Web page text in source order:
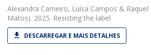
Alexandra Carneiro, Luísa Campos &
Matos). 2025. Resisting the label
DESCARREGAR E MAIS DETALHES